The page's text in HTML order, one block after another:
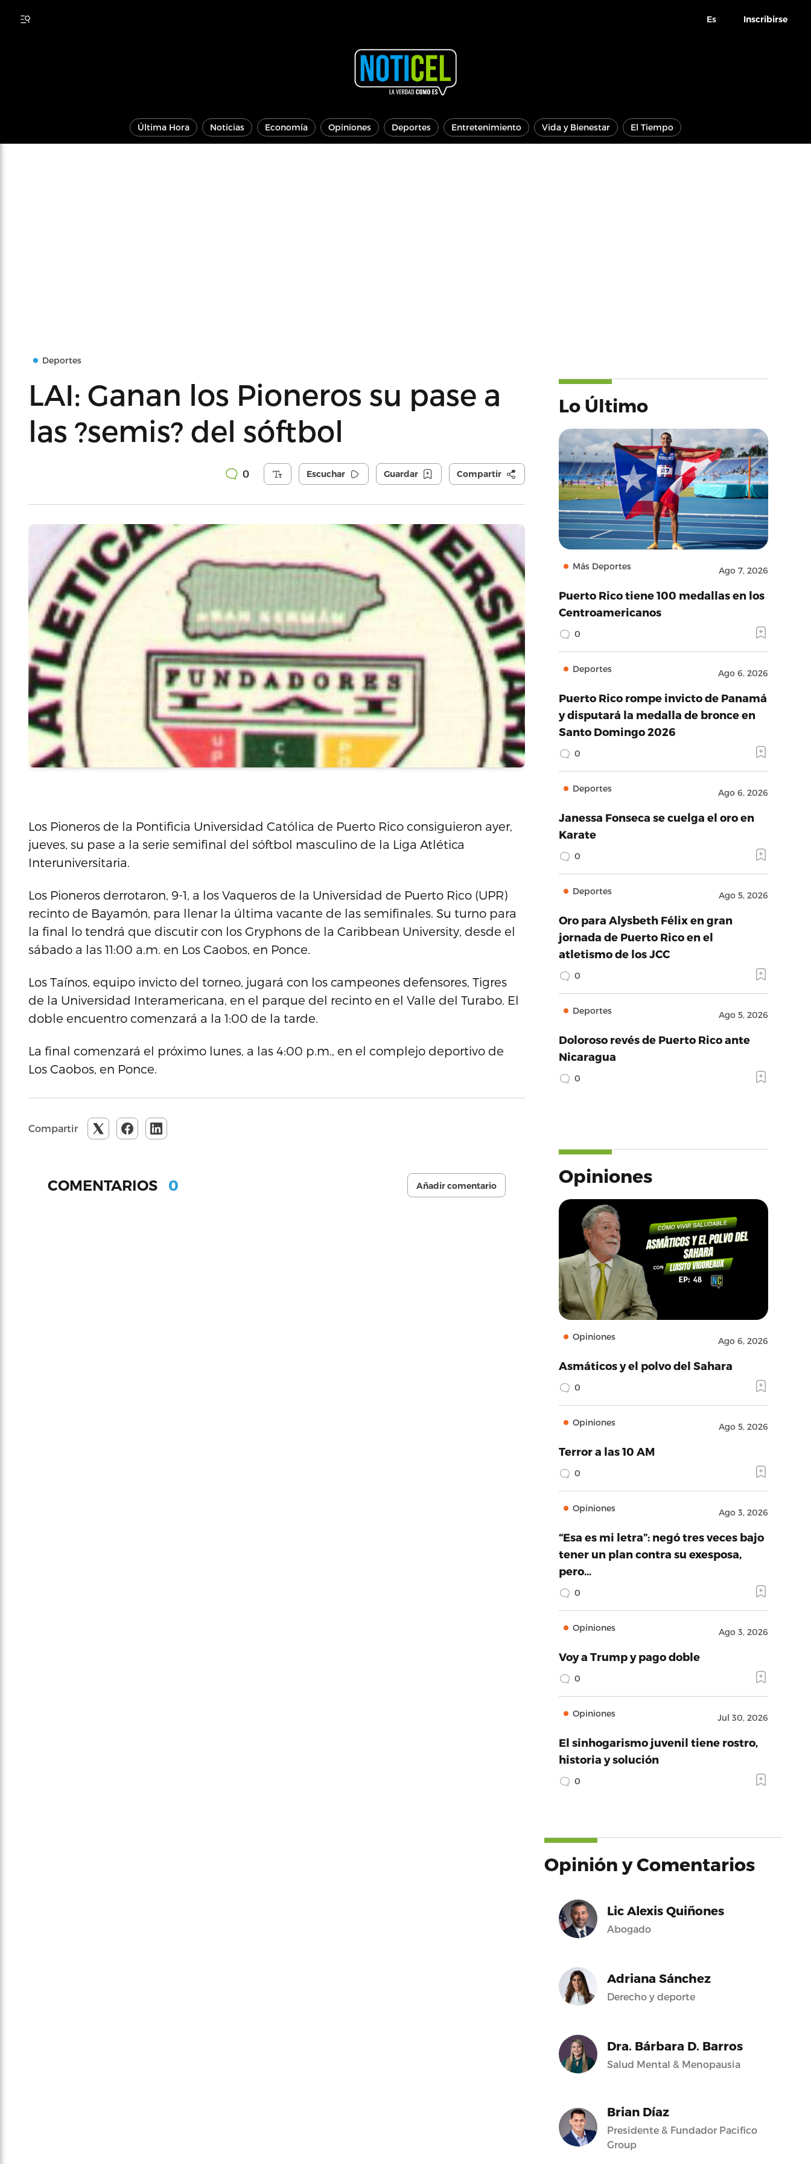
Es Inscribirse
Última Hora Noticias Economía Opiniones Deportes Entretenimiento Vida y Bienestar El Tiempo
Deportes
LAI: Ganan los Pioneros su pase a
las ?semis? del sóftbol
0 Escuchar Guardar Compartir
Los Pioneros de la Pontificia Universidad Católica de Puerto Rico consiguieron ayer,
jueves, su pase a la serie semifinal del sóftbol masculino de la Liga Atlética
Interuniversitaria.
Los Pioneros derrotaron, 9-1, a los Vaqueros de la Universidad de Puerto Rico (UPR)
recinto de Bayamón, para llenar la última vacante de las semifinales. Su turno para
la final lo tendrá que discutir con los Gryphons de la Caribbean University, desde el
sábado a las 11:00 a.m. en Los Caobos, en Ponce.
Los Taínos, equipo invicto del torneo, jugará con los campeones defensores, Tigres
de la Universidad Interamericana, en el parque del recinto en el Valle del Turabo. El
doble encuentro comenzará a la 1:00 de la tarde.
La final comenzará el próximo lunes, a las 4:00 p.m., en el complejo deportivo de
Los Caobos, en Ponce.
Compartir
COMENTARIOS 0 Añadir comentario
Lo Último
Más Deportes Ago 7, 2026
Puerto Rico tiene 100 medallas en los
Centroamericanos
0
Deportes Ago 6, 2026
Puerto Rico rompe invicto de Panamá
y disputará la medalla de bronce en
Santo Domingo 2026
0
Deportes Ago 6, 2026
Janessa Fonseca se cuelga el oro en
Karate
0
Deportes Ago 5, 2026
Oro para Alysbeth Félix en gran
jornada de Puerto Rico en el
atletismo de los JCC
0
Deportes Ago 5, 2026
Doloroso revés de Puerto Rico ante
Nicaragua
0
Opiniones
Opiniones Ago 6, 2026
Asmáticos y el polvo del Sahara
0
Opiniones Ago 5, 2026
Terror a las 10 AM
0
Opiniones Ago 3, 2026
“Esa es mi letra”: negó tres veces bajo
tener un plan contra su exesposa,
pero…
0
Opiniones Ago 3, 2026
Voy a Trump y pago doble
0
Opiniones Jul 30, 2026
El sinhogarismo juvenil tiene rostro,
historia y solución
0
Opinión y Comentarios
Lic Alexis Quiñones
Abogado
Adriana Sánchez
Derecho y deporte
Dra. Bárbara D. Barros
Salud Mental & Menopausia
Brian Díaz
Presidente & Fundador Pacifico
Group